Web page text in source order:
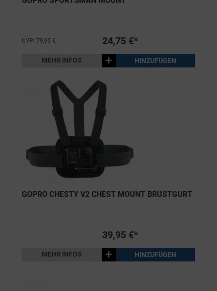
UVP: 79,95 € 24,75 €*
MEHR INFOS + HINZUFÜGEN
GOPRO CHESTY V2 CHEST MOUNT BRUSTGURT
39,95 €*
MEHR INFOS + HINZUFÜGEN